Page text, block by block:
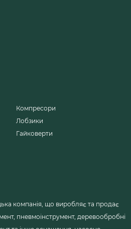
Компресори
Лобзики
Гайковерти
компанія, що виробляє та продає
пневмоінструмент, деревообробні